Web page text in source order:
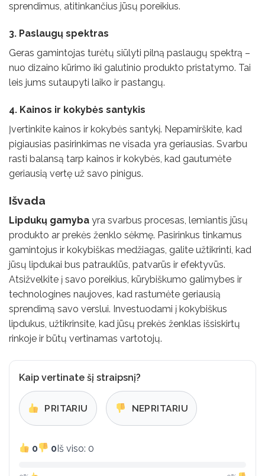
sprendimus, atitinkančius jūsų poreikius.
3. Paslaugų spektras
Geras gamintojas turėtų siūlyti pilną paslaugų spektrą –
nuo dizaino kūrimo iki galutinio produkto pristatymo. Tai
leis jums sutaupyti laiko ir pastangų.
4. Kainos ir kokybės santykis
Įvertinkite kainos ir kokybės santykį. Nepamirškite, kad
pigiausias pasirinkimas ne visada yra geriausias. Svarbu
rasti balansą tarp kainos ir kokybės, kad gautumėte
geriausią vertę už savo pinigus.
Išvada
Lipdukų gamyba yra svarbus procesas, lemiantis jūsų
produkto ar prekės ženklo sėkmę. Pasirinkus tinkamus
gamintojus ir kokybiškas medžiagas, galite užtikrinti, kad
jūsų lipdukai bus patrauklūs, patvarūs ir efektyvūs.
Atsižvelkite į savo poreikius, kūrybiškumo galimybes ir
technologines naujoves, kad rastumėte geriausią
sprendimą savo verslui. Investuodami į kokybiškus
lipdukus, užtikrinsite, kad jūsų prekės ženklas išsiskirtų
rinkoje ir būtų vertinamas vartotojų.
Kaip vertinate šį straipsnį?
PRITARIU NEPRITARIU
0 0Iš viso: 0